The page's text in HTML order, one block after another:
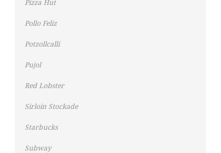
Pizza Hut
Pollo Feliz
Potzollcalli
Pujol
Red Lobster
Sirloin Stockade
Starbucks
Subway